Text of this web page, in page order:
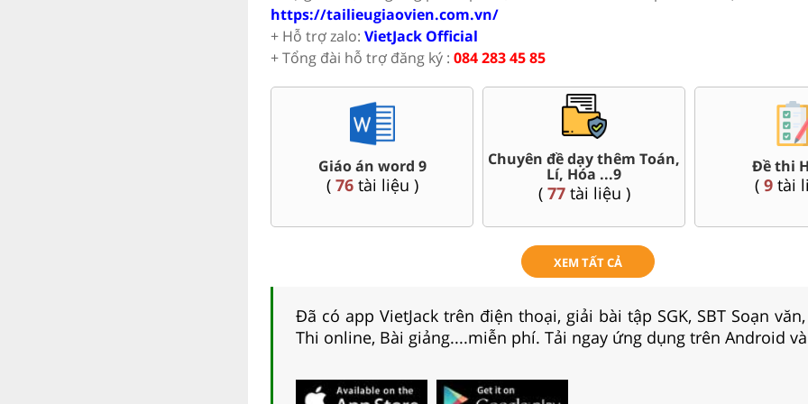
https://tailieugiaovien.com.vn/
+ Hỗ trợ zalo: VietJack Official
+ Tổng đài hỗ trợ đăng ký : 084 283 45 85
Đề thi vào 10 các sở Hà
Nội, Tp. Hồ Chí Minh..
(45tài liệu )
Đề thi giữa kì, cuối kì 9
(120tài liệu )
Bài giảng
Sử,
(36tài
XEM TẤT CẢ
Đã có app VietJack trên điện thoại, giải bài tập SGK, SBT Soạn
Thi online, Bài giảng....miễn phí. Tải ngay ứng dụng trên Android và